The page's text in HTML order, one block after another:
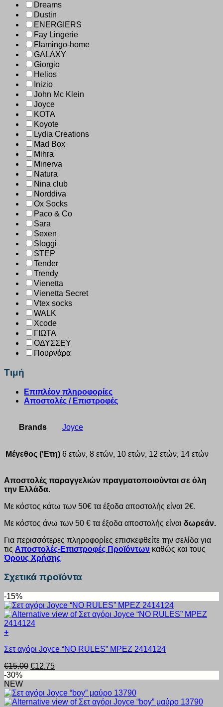
Dreams
Dustin
ENERGIERS
Fay Lingerie
Flamingo-home
GALAXY
Giorgio
Helios
Inizio
John Mc Klein
Joyce
KOTA
Koyote
Lydia Creations
Mad Box
Mihra
Minerva
Natura
Nina club
Norddiva
Ox Socks
Paco & Co
Sara
Sexen
Sloggi
STEP
Tender
Trendy
Vienetta
Vienetta Secret
Vtex socks
WALK
Xcode
ΓΙΩΤΑ
ΟΔΥΣΣΕΥ
Πουρνάρα
Τιμή
Επιπλέον πληροφορίες
Αποστολές / Επιστροφές
Brands Joyce
Μέγεθος ('Ετη) 6 ετών, 8 ετών, 10 ετών, 12 ετών, 14 ετών
Αποστολές παραγγελιών πραγματοποιούνται σε όλη
την Ελλάδα.
Με κόστος κάτω των 50€ τα έξοδα αποστολής είναι 2€.
Με κόστος άνω των 50 € τα έξοδα αποστολής είναι δωρεάν.
Για περισσότερες πληροφορίες επισκεφθείτε την σελίδα για
τις Αποστολές-Επιστροφές Προϊόντων καθώς και τους
Όρους Χρήσης
Σχετικά προϊόντα
-15%
+
το
έχει
πολλαπλές
παραλλαγές.
Οι
επιλογές
Σετ αγόρι Joyce “NO RULES” MPEZ 2414124
€15.00 Original
€15.00.
€12.75Η
είναι:
€12.75.
-30%
NEW